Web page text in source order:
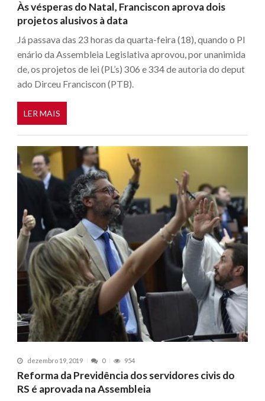
Às vésperas do Natal, Franciscon aprova dois
projetos alusivos à data
Já passava das 23 horas da quarta-feira (18), quando o Pl
enário da Assembleia Legislativa aprovou, por unanimida
de, os projetos de lei (PL’s) 306 e 334 de autoria do deput
ado Dirceu Franciscon (PTB).
LER MAIS
dezembro 19, 2019 0 954
Reforma da Previdência dos servidores civis do
RS é aprovada na Assembleia